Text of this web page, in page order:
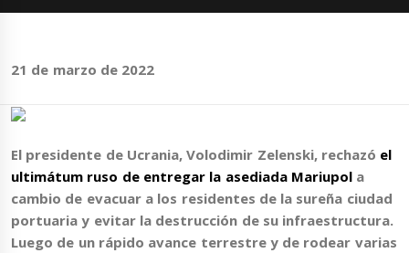
21 de marzo de 2022
El presidente de Ucrania, Volodimir Zelenski, rechazó el
ultimátum ruso de entregarla asediada Mariupola
cambio de evacuar a los residentes de la sureña ciudad
portuaria y evitar la destrucción de su infraestructura.
Luego de un rápido avance terrestre y de rodear varias